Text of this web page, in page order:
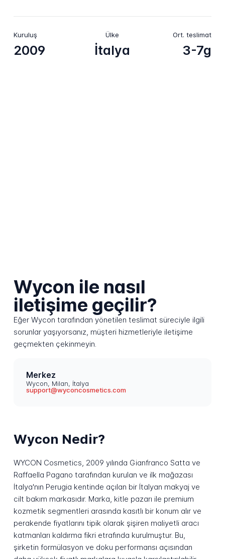
Kuruluş
2009
Ülke
İtalya
Ort. teslimat
3-7g
Wycon ile nasıl
iletişime geçilir?
Eğer Wycon tarafından yönetilen teslimat süreciyle ilgili
sorunlar yaşıyorsanız, müşteri hizmetleriyle iletişime
geçmekten çekinmeyin.
Merkez
Wycon, Milan, İtalya
support@wyconcosmetics.com
Wycon Nedir?
WYCON Cosmetics, 2009 yılında Gianfranco Satta ve
Raffaella Pagano tarafından kurulan ve ilk mağazası
İtalya'nın Perugia kentinde açılan bir İtalyan makyaj ve
cilt bakım markasıdır. Marka, kitle pazarı ile premium
kozmetik segmentleri arasında kasıtlı bir konum alır ve
perakende fiyatlarını tipik olarak şişiren maliyetli aracı
katmanları kaldırma fikri etrafında kurulmuştur. Bu,
şirketin formülasyon ve doku performansı açısından